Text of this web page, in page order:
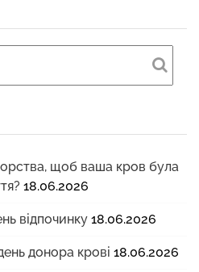
щоб ваша кров була
18.06.2026
відпочинку 18.06.2026
донора крові 18.06.2026